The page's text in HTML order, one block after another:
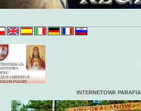
INTERNETOWA PARAFIA